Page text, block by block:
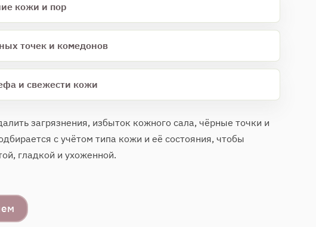
кожи и пор
точек и комедонов
и свежести кожи
загрязнения, избыток кожного сала, чёрные точки и
с учётом типа кожи и её состояния, чтобы
гладкой и ухоженной.